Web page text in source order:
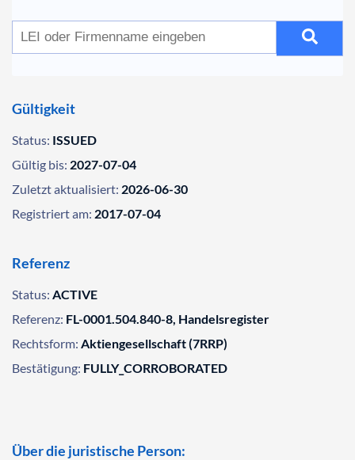
Gültigkeit
Status: ISSUED
Gültig bis: 2027-07-04
Zuletzt aktualisiert: 2026-06-30
Registriert am: 2017-07-04
Referenz
Status: ACTIVE
Referenz: FL-0001.504.840-8, Handelsregister
Rechtsform: Aktiengesellschaft (7RRP)
Bestätigung: FULLY_CORROBORATED
Über die juristische Person: